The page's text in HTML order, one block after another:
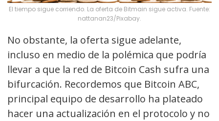
El tiempo sigue corriendo. La oferta de Bitmain sigue activa. Fuente:
nattanan23/Pixabay.
No obstante, la oferta sigue adelante,
incluso en medio de la polémica que podría
llevar a que la red de Bitcoin Cash sufra una
bifurcación. Recordemos que Bitcoin ABC,
principal equipo de desarrollo ha plateado
hacer una actualización en el protocolo y no